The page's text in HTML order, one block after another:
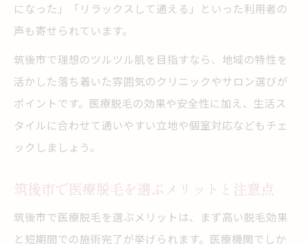
八女や筑後で選ぶ脱毛サロンのポイント
施術後の美肌ケアで理想の仕上がりを実現
メンズ脱毛も増加中の最新脱毛事情を解説
安心して通える筑後市の脱毛選び方
筑後市で信頼できる脱毛サロンの見極め方
医療脱毛と美容脱毛の選び方ガイド
になった」「リラックスして通える」といった利用者の
声も寄せられています。
筑後市で理想のツルツル肌を目指すなら、地域の特性を
活かした落ち着いた雰囲気のクリニックやサロン選びが
ポイントです。医療脱毛の効果や安全性に加え、生活ス
タイルに合わせて通いやすい立地や個室対応などもチェ
ックしましょう。
筑後市で医療脱毛を選ぶメリットと注意点
筑後市で医療脱毛を選ぶメリットは、まず高い脱毛効果
と短期間での施術完了が挙げられます。医療機関でしか